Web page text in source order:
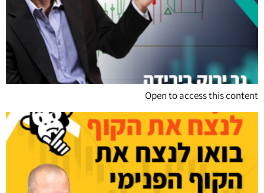
Open to access this content